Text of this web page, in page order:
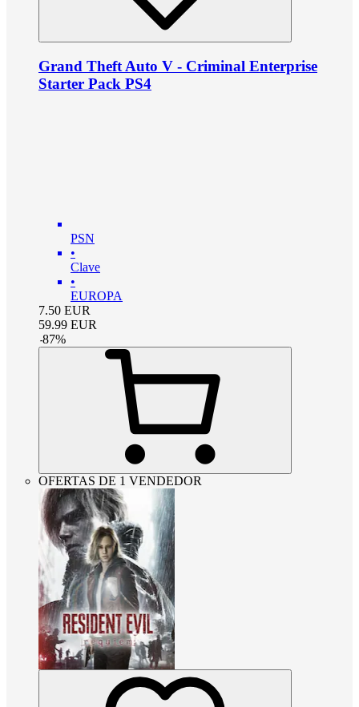
Grand Theft Auto V - Criminal Enterprise
Starter Pack PS4
PSN
•
Clave
•
EUROPA
7.50 EUR
59.99 EUR
-87%
OFERTAS DE 1 VENDEDOR